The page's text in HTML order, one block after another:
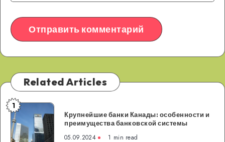
Related Articles
Крупнейшие
банки
Канады:
1
Крупнейшие банки Канады: особенности и
преимущества банковской системы
05.09.2024 1 min read